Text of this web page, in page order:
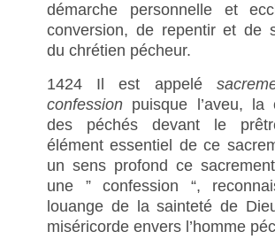
démarche personnelle et
conversion, de repentir et de
du chrétien pécheur.
1424 Il est appelé
confession puisque l’aveu, la
des péchés devant le
élément essentiel de ce
un sens profond ce
une ” confession “,
louange de la sainteté de
miséricorde envers l’homme